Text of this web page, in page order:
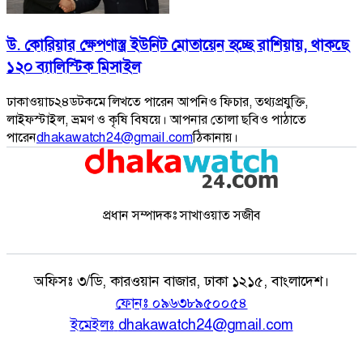
উ. কোরিয়ার ক্ষেপণাস্ত্র ইউনিট মোতায়েন হচ্ছে রাশিয়ায়, থাকছে
১২০ ব্যালিস্টিক মিসাইল
ঢাকাওয়াচ২৪ডটকমে লিখতে পারেন আপনিও ফিচার, তথ্যপ্রযুক্তি,
লাইফস্টাইল, ভ্রমণ ও কৃষি বিষয়ে। আপনার তোলা ছবিও পাঠাতে
পারেনdhakawatch24@gmail.comঠিকানায়।
প্রধান সম্পাদকঃ সাখাওয়াত সজীব
অফিসঃ ৩/ডি, কারওয়ান বাজার, ঢাকা ১২১৫, বাংলাদেশ।
ফোনঃ ০৯৬৩৮৯৫০০৫৪
ইমেইলঃ dhakawatch24@gmail.com